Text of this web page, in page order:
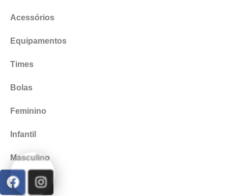
Acessórios
Equipamentos
Times
Bolas
Feminino
Infantil
Masculino